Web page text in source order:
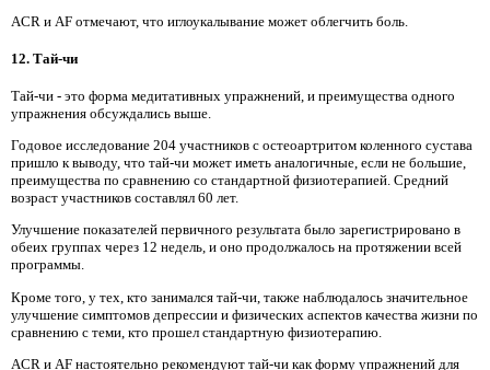
ACR и AF отмечают, что иглоукалывание может облегчить боль.
12. Тай-чи
Тай-чи - это форма медитативных упражнений, и преимущества одного
упражнения обсуждались выше.
Годовое исследование 204 участников с остеоартритом коленного сустава
пришло к выводу, что тай-чи может иметь аналогичные, если не большие,
преимущества по сравнению со стандартной физиотерапией. Средний
возраст участников составлял 60 лет.
Улучшение показателей первичного результата было зарегистрировано в
обеих группах через 12 недель, и оно продолжалось на протяжении всей
программы.
Кроме того, у тех, кто занимался тай-чи, также наблюдалось значительное
улучшение симптомов депрессии и физических аспектов качества жизни по
сравнению с теми, кто прошел стандартную физиотерапию.
ACR и AF настоятельно рекомендуют тай-чи как форму упражнений для